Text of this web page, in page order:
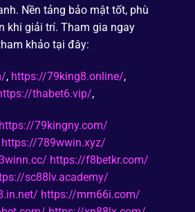
Nền tảng bảo mật tốt, phù
khi giải trí. Tham gia ngay
khảo tại đây:
, https://79king8.online/,
thabet6.vip/,
https://79kingny.com/
https://789wwin.xyz/
https://f8betkr.com/
sc88lv.academy/
https://mm66i.com/